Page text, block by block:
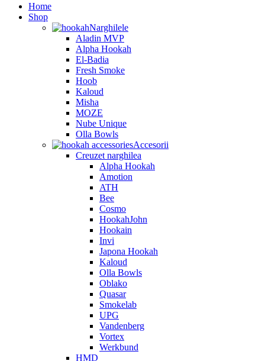
Home
Shop
Narghilele
Aladin MVP
Alpha Hookah
El-Badia
Fresh Smoke
Hoob
Kaloud
Misha
MOZE
Nube Unique
Olla Bowls
Accesorii
Creuzet narghilea
Alpha Hookah
Amotion
ATH
Bee
Cosmo
HookahJohn
Hookain
Invi
Japona Hookah
Kaloud
Olla Bowls
Oblako
Quasar
Smokelab
UPG
Vandenberg
Vortex
Werkbund
HMD